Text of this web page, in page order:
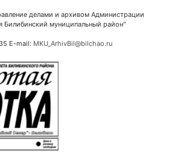
делами и архивом Администрации
Билибинский муниципальный район"
E-mail: MKU_ArhivBil@bilchao.ru